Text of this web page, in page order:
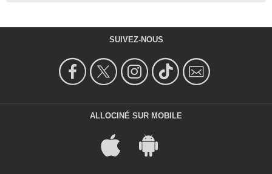
SUIVEZ-NOUS
ALLOCINÉ SUR MOBILE